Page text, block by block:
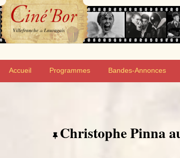
Skip
to
content
Accueil Programmes Bandes-Annonces
Christophe Pinna